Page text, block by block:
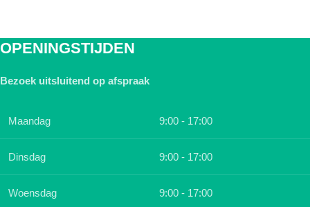
OPENINGSTIJDEN
Bezoek uitsluitend op afspraak
Maandag 9:00 - 17:00
Dinsdag 9:00 - 17:00
Woensdag 9:00 - 17:00